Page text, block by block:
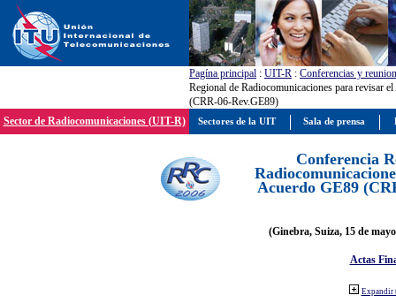
Pagína principal : UIT-R : Conferencias y
Regional de Radiocomunicaciones para revisar
(CRR-06-Rev.GE89)
Sector de Radiocomunicaciones (UIT-R)
Conferencia
Acuerdo GE89
(Ginebra, Suiza, 15 de
Actas
Expandir
Sectores de la UIT Sala de prensa